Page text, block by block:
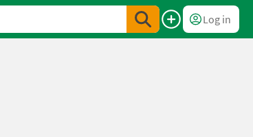
Log in